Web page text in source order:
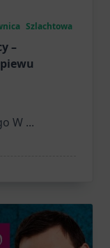
Szlachtowa
–
W ...